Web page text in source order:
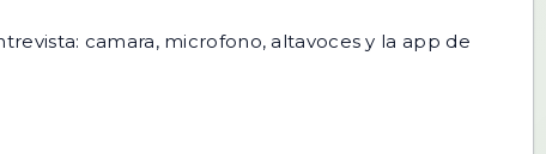
camara, microfono, altavoces y la app de